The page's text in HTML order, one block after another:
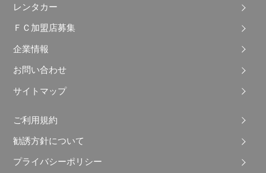
レンタカー
ＦＣ加盟店募集
企業情報
お問い合わせ
サイトマップ
ご利用規約
勧誘方針について
プライバシーポリシー